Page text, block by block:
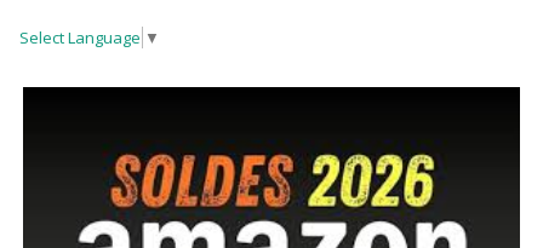
Select Language ▼